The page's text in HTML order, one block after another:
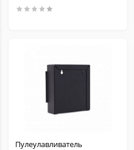
Пулеулавливатель